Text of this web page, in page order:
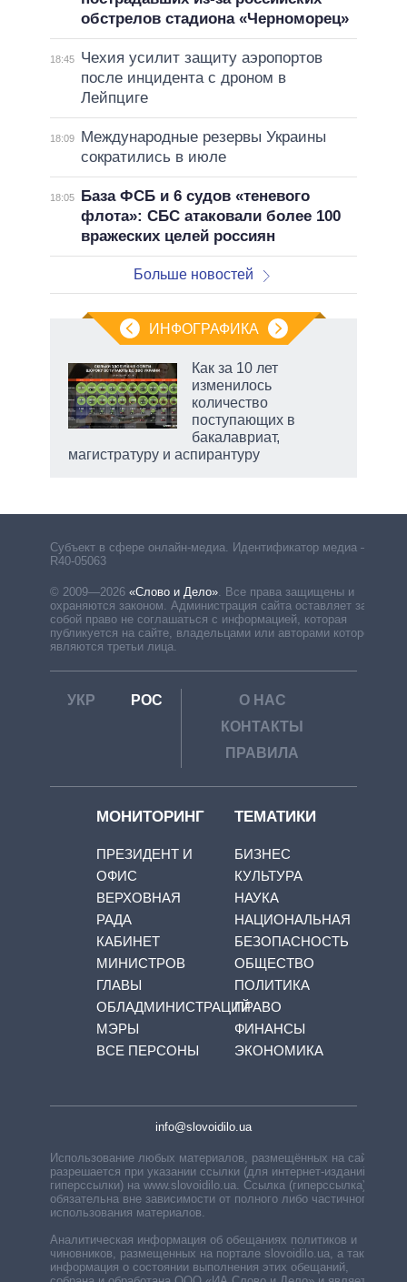
обстрелов стадиона «Черноморец»
18:45
Чехия усилит защиту аэропортов
после инцидента с дроном в
Лейпциге
18:09
Международные резервы Украины
сократились в июле
18:05
База ФСБ и 6 судов «теневого
флота»: СБС атаковали более 100
вражеских целей россиян
Больше новостей
ИНФОГРАФИКА
Как за 10 лет
изменилось
количество
поступающих в
бакалавриат,
магистратуру и аспирантуру
Субъект в сфере онлайн-медиа. Идентификатор медиа –
R40-05063
© 2009—2026 «Слово и Дело»
Все права защищены и
охраняются законом. Администрация сайта оставляет за
собой право не соглашаться с информацией, которая
публикуется на сайте, владельцами или авторами которой
являются третьи лица.
УКР РОС
О НАС
КОНТАКТЫ
ПРАВИЛА
МОНИТОРИНГ
ПРЕЗИДЕНТ И
ОФИС
ВЕРХОВНАЯ
РАДА
КАБИНЕТ
МИНИСТРОВ
ГЛАВЫ
ОБЛАДМИНИСТРАЦИЙ
МЭРЫ
ВСЕ ПЕРСОНЫ
ТЕМАТИКИ
БИЗНЕС
КУЛЬТУРА
НАУКА
НАЦИОНАЛЬНАЯ
БЕЗОПАСНОСТЬ
ОБЩЕСТВО
ПОЛИТИКА
ПРАВО
ФИНАНСЫ
ЭКОНОМИКА
info@slovoidilo.ua
Использование любых материалов, размещённых на сайте,
разрешается при указании ссылки (для интернет-изданий —
гиперссылки) на www.slovoidilo.ua. Ссылка (гиперссылка)
обязательна вне зависимости от полного либо частичного
использования материалов.
Аналитическая информация об обещаниях политиков и
чиновников, размещенных на портале slovoidilo.ua, а также
информация о состоянии выполнения этих обещаний,